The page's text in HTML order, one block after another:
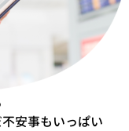
安事もいっぱい